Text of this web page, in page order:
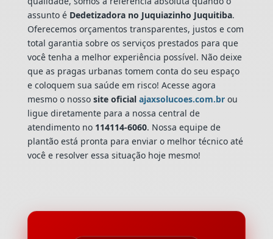
assunto é Dedetizadora no Juquiazinho Juquitiba.
Oferecemos orçamentos transparentes, justos e com
total garantia sobre os serviços prestados para que
você tenha a melhor experiência possível. Não deixe
que as pragas urbanas tomem conta do seu espaço
e coloquem sua saúde em risco! Acesse agora
mesmo o nossosite oficial ajaxsolucoes.com.brou
ligue diretamente para a nossa central de
atendimento no 114114-6060. Nossa equipe de
plantão está pronta para enviar o melhor técnico até
você e resolver essa situação hoje mesmo!